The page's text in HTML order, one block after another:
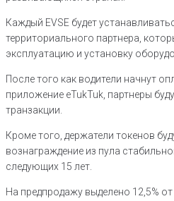
Каждый EVSE будет
территориального партнера,
эксплуатацию и установку
После того как водители начнут
приложение eTukTuk, партнеры
транзакции.
Кроме того, держатели токенов
вознаграждение из пула
следующих 15 лет.
На предпродажу выделено 12,5%